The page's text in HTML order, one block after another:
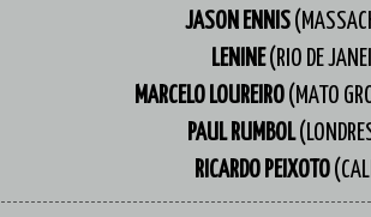
JASON ENNIS
LENINE(RIO DE
MARCELO LOUREIRO (MATO
PAUL RUMBOL
RICARDO PEIXOTO